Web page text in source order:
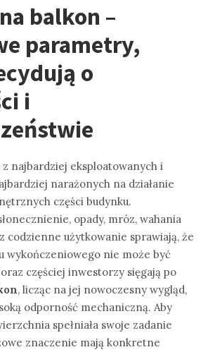
balkon –
parametry,
o
i
najbardziej eksploatowanych i
narażonych na działanie
części budynku.
opady, mróz, wahania
codzienne użytkowanie sprawiają, że
wykończeniowego nie może być
częściej inwestorzy sięgają po
, licząc na jej nowoczesny wygląd,
odporność mechaniczną. Aby
spełniała swoje zadanie
znaczenie mają konkretne